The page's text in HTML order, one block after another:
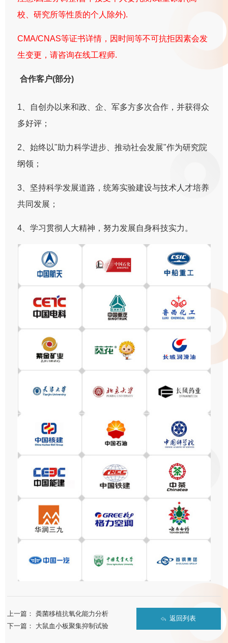
校、研究所等性质的个人除外).
CMA/CNAS等证书详情，因时间等不可抗拒因素会发
生变更，请咨询在线工程师.
合作客户(部分)
1、自创办以来和政、企、军多方多次合作，并获得众
多好评；
2、始终以"助力科学进步、推动社会发展"作为研究院
纲领；
3、坚持科学发展道路，统筹实验建设与技术人才培养
共同发展；
4、学习贯彻人大精神，努力发展自身科技实力。
上一篇：粪菌移植抗氧化能力分析
下一篇： 大鼠血小板聚集抑制试验
返回列表